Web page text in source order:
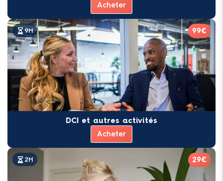
Acheter
9H 99€
DCI et autres activités
Acheter
2H 29€